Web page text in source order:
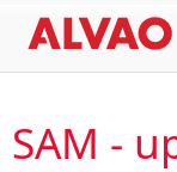
SAM -